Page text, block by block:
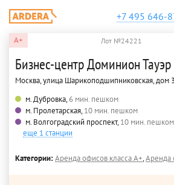
+7 495 646-
A+ Лот №24221
Бизнес-центр Доминион Тауэр
Москва, улица Шарикоподшипниковская, дом 3
м. Дубровка,6 мин. пешком
м. Пролетарская,10 мин. пешком
м. Волгоградский проспект,10 мин. пешком
еще 1 станции
Категории:Аренда офисов класса A+,